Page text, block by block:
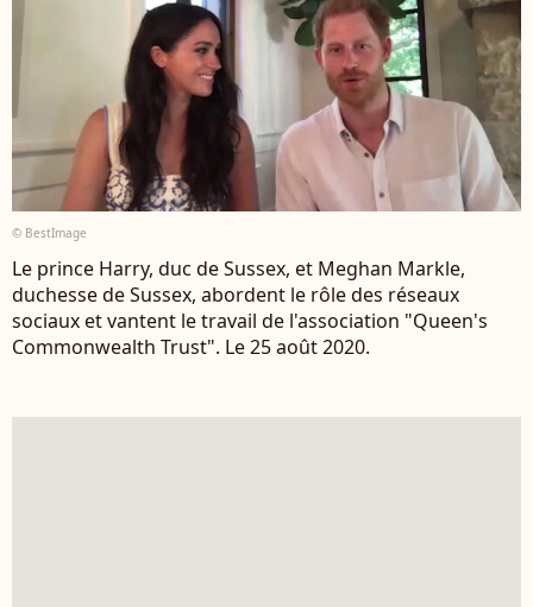
© BestImage
Le prince Harry, duc de Sussex, et Meghan Markle,
duchesse de Sussex, abordent le rôle des réseaux
sociaux et vantent le travail de l'association "Queen's
Commonwealth Trust". Le 25 août 2020.